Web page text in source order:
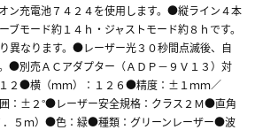
ン充電池７４２４を使用します。●縦ライン４本
ブモード約１４ｈ・ジャストモード約８ｈです。
異なります。●レーザー光３０秒間点滅後、自
●別売ＡＣアダプター（ＡＤＰ－９Ｖ１３）対
２●横（ｍｍ）：１２６●精度：±１ｍｍ／
：±２°●レーザー安全規格：クラス２Ｍ●直角
．５ｍ）●色：緑●種類：グリーンレーザー●波